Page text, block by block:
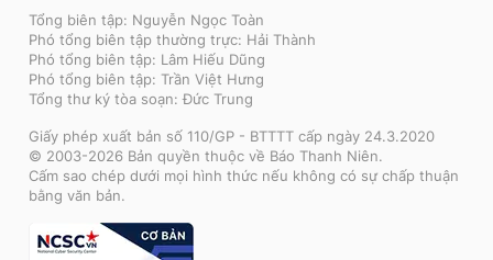
Tổng biên tập: Nguyễn Ngọc Toàn
Phó tổng biên tập thường trực: Hải Thành
Phó tổng biên tập: Lâm Hiếu Dũng
Phó tổng biên tập: Trần Việt Hưng
Tổng thư ký tòa soạn: Đức Trung
Giấy phép xuất bản số 110/GP - BTTTT cấp ngày 24.3.2020
© 2003-2026 Bản quyền thuộc về Báo Thanh Niên.
Cấm sao chép dưới mọi hình thức nếu không có sự chấp thuận
bằng văn bản.